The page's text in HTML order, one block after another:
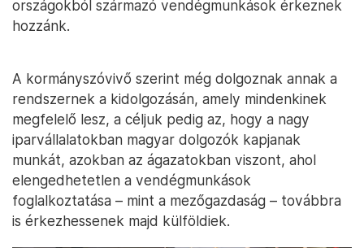
országokból származó vendégmunkások érkeznek
hozzánk.
A kormányszóvivő szerint még dolgoznak annak a
rendszernek a kidolgozásán, amely mindenkinek
megfelelő lesz, a céljuk pedig az, hogy a nagy
iparvállalatokban magyar dolgozók kapjanak
munkát, azokban az ágazatokban viszont, ahol
elengedhetetlen a vendégmunkások
foglalkoztatása – mint a mezőgazdaság – továbbra
is érkezhessenek majd külföldiek.